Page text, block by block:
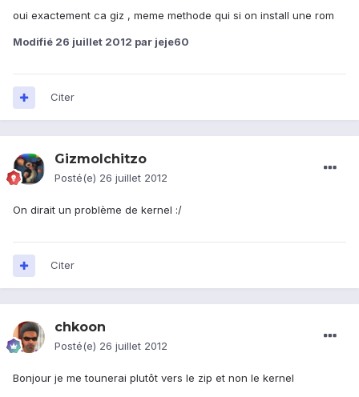
oui exactement ca giz , meme methode qui si on install une rom
Modifié 26 juillet 2012 par jeje60
Citer
GizmoIchitzo
Posté(e) 26 juillet 2012
On dirait un problème de kernel :/
Citer
chkoon
Posté(e) 26 juillet 2012
Bonjour je me tounerai plutôt vers le zip et non le kernel